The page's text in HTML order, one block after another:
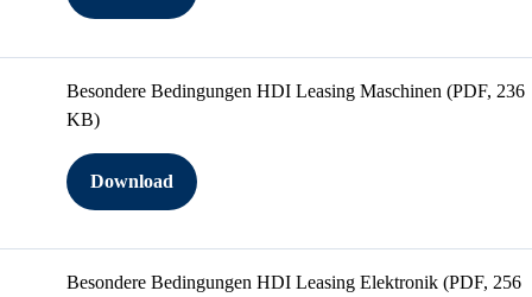
Besondere Bedingungen HDI Leasing Maschinen (PDF, 236
KB)
Download
Besondere Bedingungen HDI Leasing Elektronik (PDF, 256